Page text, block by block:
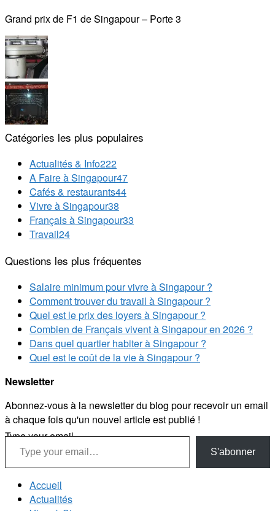
Grand prix de F1 de Singapour – Porte 3
Catégories les plus populaires
Actualités & Info222
A Faire à Singapour47
Cafés & restaurants44
Vivre à Singapour38
Français à Singapour33
Travail24
Questions les plus fréquentes
Salaire minimum pour vivre à Singapour ?
Comment trouver du travail à Singapour ?
Quel est le prix des loyers à Singapour ?
Combien de Français vivent à Singapour en 2026 ?
Dans quel quartier habiter à Singapour ?
Quel est le coût de la vie à Singapour ?
Newsletter
Abonnez-vous à la newsletter du blog pour recevoir un email
à chaque fois qu'un nouvel article est publié !
Type your email…
S'abonner
Accueil
Actualités